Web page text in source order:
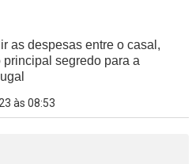
as despesas entre o casal,
segredo para a
às 08:53